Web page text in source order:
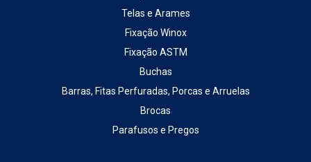
Telas e Arames
Fixação Winox
Fixação ASTM
Buchas
Barras, Fitas Perfuradas, Porcas e Arruelas
Brocas
Parafusos e Pregos